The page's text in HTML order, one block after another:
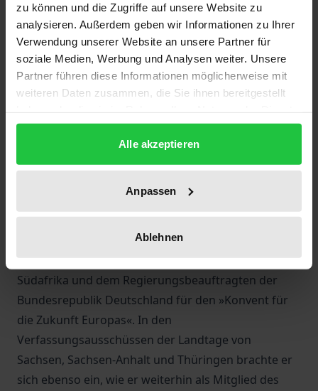
zu können und die Zugriffe auf unsere Website zu
analysieren. Außerdem geben wir Informationen zu Ihrer
Verwendung unserer Website an unsere Partner für
soziale Medien, Werbung und Analysen weiter. Unsere
Partner führen diese Informationen möglicherweise mit
weiteren Daten zusammen, die Sie ihnen bereitgestellt
gesammelt haben.
Alle akzeptieren
Anpassen
Ablehnen
Aus Anlaß des 65. Geburtstages von Prof. Dr. Dr. h.c.
Hans-Peter Schneider veranstaltete das Institut für
Föderalismusforschung in der Universität Hannover
ein Kolloquium zum Thema dieses vorliegenden
Bandes, um einen der Arbeitsschwerpunkte von
Professor Schneider zu würdigen. Die sieben
Abschnitte vollziehen den wissenschaftlichen
Lebensweg des Jubilars historisch nach. Bereits in
Beratungstätigkeit in Spanien für den
Verfassungsausschuß, später gefolgt von der
Beratung der Regierung der Philippinen und
Georgiens, des Constitutional Committee in
Südafrika und dem Regierungsbeauftragten der
Bundesrepublik Deutschland für den »Konvent für
die Zukunft Europas«. In den
Verfassungsausschüssen der Landtage von
Sachsen, Sachsen-Anhalt und Thüringen brachte er
sich ebenso ein, wie er weiterhin als Mitglied des